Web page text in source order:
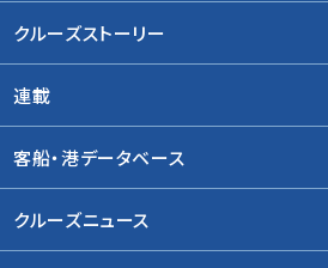
クルーズストーリー
連載
客船・港データベース
クルーズニュース